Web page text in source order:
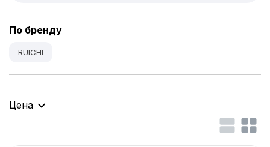
По бренду
RUICHI
Цена